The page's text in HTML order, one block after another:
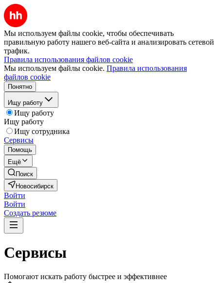
Мы используем файлы cookie, чтобы обеспечивать
правильную работу нашего веб-сайта и анализировать сетевой
трафик.
Правила использования файлов cookie
Мы используем файлы cookie. Правила использования
файлов cookie
Понятно
Ищу работу
Ищу работу
Ищу работу
Ищу сотрудника
Сервисы
Помощь
Ещё
Поиск
Новосибирск
Войти
Войти
Создать резюме
Сервисы
Помогают искать работу быстрее и эффективнее